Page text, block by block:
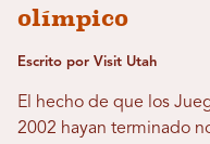
olímpico
Escrito por Visit Utah
El hecho de que los
2002 hayan terminado